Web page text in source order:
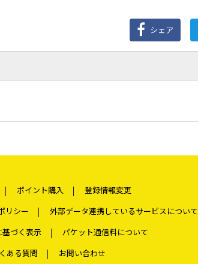
シェア
ポイント購入
登録情報変更
リシー
外部データ連携しているサービスについて
づく表示
パケット通信料について
ある質問
お問い合わせ